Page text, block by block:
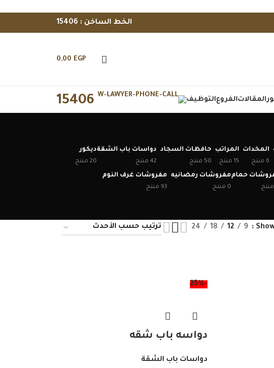
الخط الساخن : 15406
0,00 EGP
المقالاتالفروعالتوظيف 15406
المخدات
6 منتج
المراتب
15 منتج
حافظات السجاد
50 منتج
دواسات باب الشقة
42 منتج
ديكور
20 منتج
حماممفروشات رمضانيه
0 منتج
مفروشات غرف النوم
93 منتج
9
12
18
24
-25%
دواسه باب شقه
دواسات باب الشقة